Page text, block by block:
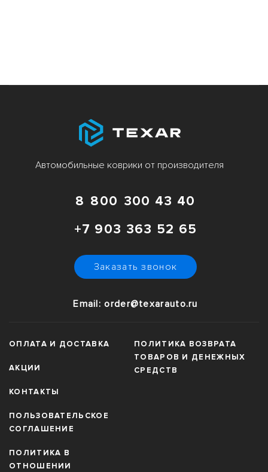
Автомобильные коврики от производителя
8 800 300 43 40
+7 903 363 52 65
Заказать звонок
Email: order@texarauto.ru
ОПЛАТА И ДОСТАВКА
АКЦИИ
КОНТАКТЫ
ПОЛЬЗОВАТЕЛЬСКОЕ
СОГЛАШЕНИЕ
ПОЛИТИКА В
ОТНОШЕНИИ
ПОЛИТИКА ВОЗВРАТА
ТОВАРОВ И ДЕНЕЖНЫХ
СРЕДСТВ